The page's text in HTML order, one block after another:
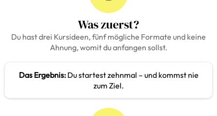
Was zuerst?
Du hast drei Kursideen, fünf mögliche Formate und keine
Ahnung, womit du anfangen sollst.
Das Ergebnis:Du startest zehnmal – und kommst nie
zum Ziel.